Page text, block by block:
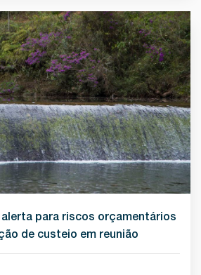
alerta para riscos orçamentários
de custeio em reunião